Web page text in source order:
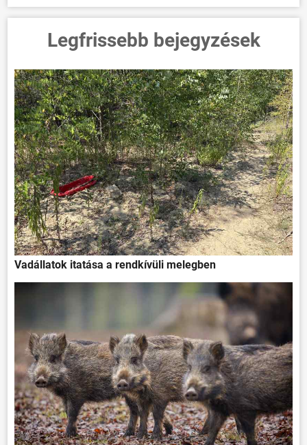
Legfrissebb bejegyzések
Vadállatok itatása a rendkívüli melegben